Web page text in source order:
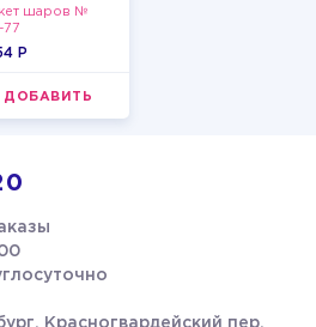
шаров №
77
P
ДОБАВИТЬ
Красногвардейский пер.